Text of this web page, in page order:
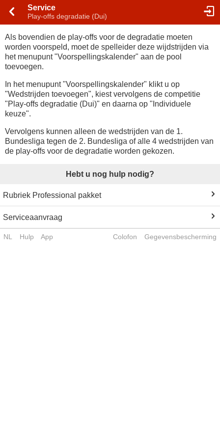
Service
Play-offs degradatie (Dui)
Als bovendien de play-offs voor de degradatie moeten
worden voorspeld, moet de spelleider deze wijdstrijden via
het menupunt "Voorspellingskalender" aan de pool
toevoegen.
In het menupunt "Voorspellingskalender" klikt u op
"Wedstrijden toevoegen", kiest vervolgens de competitie
"Play-offs degradatie (Dui)" en daarna op "Individuele
keuze".
Vervolgens kunnen alleen de wedstrijden van de 1.
Bundesliga tegen de 2. Bundesliga of alle 4 wedstrijden van
de play-offs voor de degradatie worden gekozen.
Hebt u nog hulp nodig?
Rubriek Professional pakket
Serviceaanvraag
NL Hulp App Colofon Gegevensbescherming